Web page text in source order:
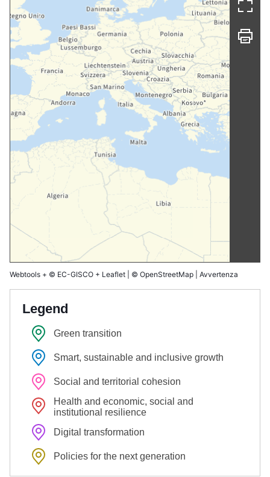
Webtools + © EC-GISCO + Leaflet © OpenStreetMap Avvertenza
Legend
Green transition
Smart, sustainable and inclusive growth
Social and territorial cohesion
Health and economic, social and
institutional resilience
Digital transformation
Policies for the next generation